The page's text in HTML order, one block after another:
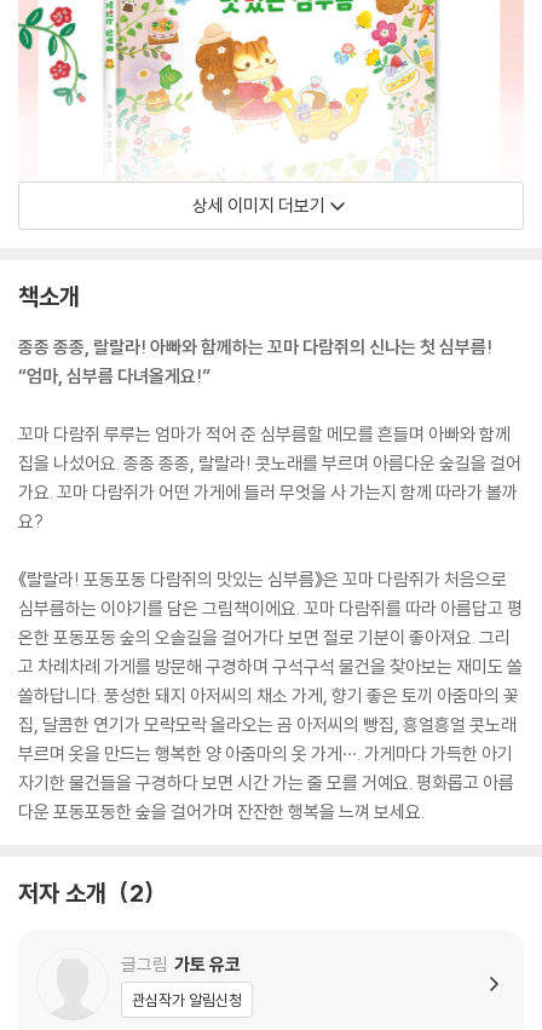
상세 이미지 더보기
책소개
종종 종종, 랄랄라! 아빠와 함께하는 꼬마 다람쥐의 신나는 첫 심부름!
“엄마, 심부름 다녀올게요!”
꼬마 다람쥐 루루는 엄마가 적어 준 심부름할 메모를 흔들며 아빠와 함께
집을 나섰어요. 종종 종종, 랄랄라! 콧노래를 부르며 아름다운 숲길을 걸어
가요. 꼬마 다람쥐가 어떤 가게에 들러 무엇을 사 가는지 함께 따라가 볼까
요?
《랄랄라! 포동포동 다람쥐의 맛있는 심부름》은 꼬마 다람쥐가 처음으로
심부름하는 이야기를 담은 그림책이에요. 꼬마 다람쥐를 따라 아름답고 평
온한 포동포동 숲의 오솔길을 걸어가다 보면 절로 기분이 좋아져요. 그리
고 차례차례 가게를 방문해 구경하며 구석구석 물건을 찾아보는 재미도 쏠
쏠하답니다. 풍성한 돼지 아저씨의 채소 가게, 향기 좋은 토끼 아줌마의 꽃
집, 달콤한 연기가 모락모락 올라오는 곰 아저씨의 빵집, 흥얼흥얼 콧노래
부르며 옷을 만드는 행복한 양 아줌마의 옷 가게···. 가게마다 가득한 아기
자기한 물건들을 구경하다 보면 시간 가는 줄 모를 거예요. 평화롭고 아름
다운 포동포동한 숲을 걸어가며 잔잔한 행복을 느껴 보세요.
저자 소개 2
글그림 가토 유코
관심작가 알림신청